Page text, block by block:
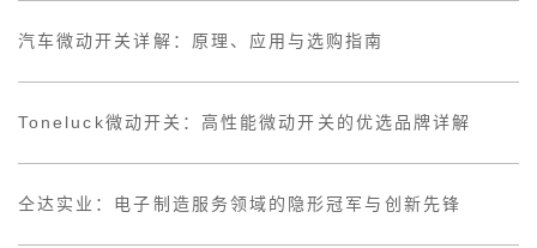
汽车微动开关详解：原理、应用与选购指南
Toneluck微动开关：高性能微动开关的优选品牌详解
仝达实业：电子制造服务领域的隐形冠军与创新先锋